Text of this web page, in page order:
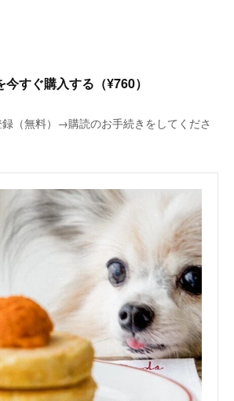
すぐ購入する（¥760）
（無料）→購読のお手続きをしてくださ